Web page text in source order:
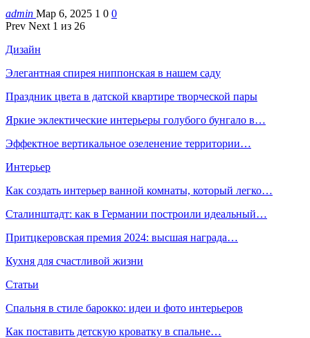
admin Мар 6, 2025 1 0 0
Prev Next 1 из 26
Дизайн
Элегантная спирея ниппонская в нашем саду
Праздник цвета в датской квартире творческой пары
Яркие эклектические интерьеры голубого бунгало в…
Эффектное вертикальное озеленение территории…
Интерьер
Как создать интерьер ванной комнаты, который легко…
Сталинштадт: как в Германии построили идеальный…
Притцкеровская премия 2024: высшая награда…
Кухня для счастливой жизни
Статьи
Спальня в стиле барокко: идеи и фото интерьеров
Как поставить детскую кроватку в спальне…